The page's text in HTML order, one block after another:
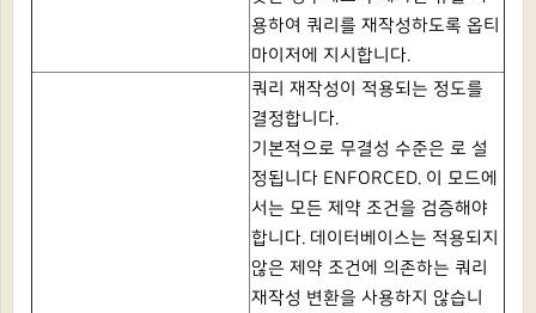
용하여 쿼리를 재작성하도록 옵티
마이저에 지시합니다.
쿼리 재작성이 적용되는 정도를
결정합니다.
기본적으로 무결성 수준은 로 설
정됩니다 ENFORCED. 이 모드에
서는 모든 제약 조건을 검증해야
합니다. 데이터베이스는 적용되지
않은 제약 조건에 의존하는 쿼리
재작성 변환을 사용하지 않습니